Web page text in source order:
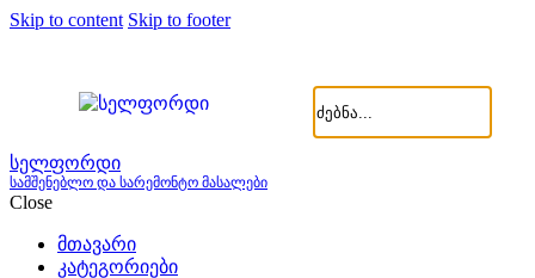
Skip to content Skip to footer
სელფორდი
სამშენებლო და სარემონტო მასალები
Close
მთავარი
კატეგორიები